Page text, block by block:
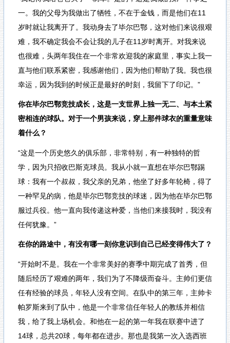
一。我的父母为我做出了牺牲，不在于金钱，而是他们在11
岁时就让我离开了。我动身去了毕尔巴鄂，这对他们来说很艰
难，我不确定我会不会让我的儿子在11岁时离开。对我来说
也很难，头两年我住在一个非常欢迎我的家庭里，事实上我一
直与他们联系紧密，我感谢他们，因为他们帮助了我。我也很
幸运，因为我到的时候正是最好的时刻，我留下了印记。”
你在毕尔巴鄂竞技成长，这是一支世界上独一无二、与本土紧
密相连的球队。对于一个男孩来说，穿上那件球衣的重量意味
着什么？
“这是一个历史悠久的俱乐部，非常特别，有一种独特的哲
学，因为只招收巴斯克球员。我从小就一直想在毕尔巴鄂踢
球：我有一个叔叔，我父亲的兄弟，他坐了好多年轮椅，得了
一种罕见的病，他是毕尔巴鄂竞技的球迷，因为他在毕尔巴鄂
服过兵役。他一直向我传递这种爱，当他们来接我时，我没有
任何犹豫。”
在你的路途中，有没有哪一刻你意识到自己已经变得伟大了？
“开始时不是。我在一个非常美好的赛季中期完成了首秀，但
随后经历了艰难的两年，我们为了不降级而奋斗。主帅们更信
任有经验的球员，年轻人没有空间。在队中的第三年，主帅卡
帕罗斯来到了队中，他是一个非常信任年轻人的教练并相信
我，给了我上场机会。和他在一起的第一年我在联赛中进了
14球，总共20球，每年都在进步。那也是我第一次入选西班